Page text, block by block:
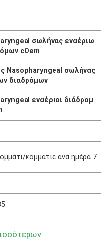
σωλήνας εναέριω
cOem
Nasopharyngeal σωλήνας
διαδρόμων
εναέριοι διάδρομ
κομμάτια ανά ημέρα 7